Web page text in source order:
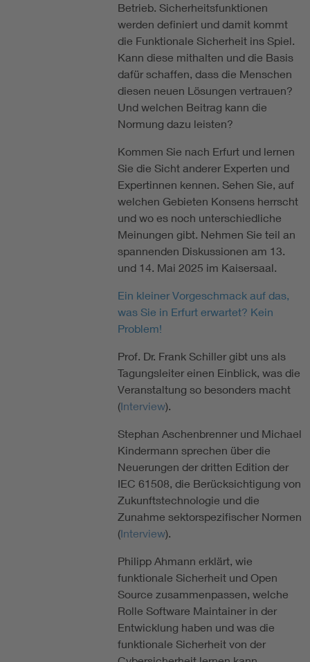
Betrieb. Sicherheitsfunktionen
werden definiert und damit kommt
die Funktionale Sicherheit ins Spiel.
Kann diese mithalten und die Basis
dafür schaffen, dass die Menschen
diesen neuen Lösungen vertrauen?
Und welchen Beitrag kann die
Normung dazu leisten?
Kommen Sie nach Erfurt und lernen
Sie die Sicht anderer Experten und
Expertinnen kennen. Sehen Sie, auf
welchen Gebieten Konsens herrscht
und wo es noch unterschiedliche
Meinungen gibt. Nehmen Sie teil an
spannenden Diskussionen am 13.
und 14. Mai 2025 im Kaisersaal.
Ein kleiner Vorgeschmack auf das,
was Sie in Erfurt erwartet? Kein
Problem!
Prof. Dr. Frank Schiller gibt uns als
Tagungsleiter einen Einblick, was die
Veranstaltung so besonders macht
(Interview).
Stephan Aschenbrenner und Michael
Kindermann sprechen über die
Neuerungen der dritten Edition der
IEC 61508, die Berücksichtigung von
Zukunftstechnologie und die
Zunahme sektorspezifischer Normen
(Interview).
Philipp Ahmann erklärt, wie
funktionale Sicherheit und Open
Source zusammenpassen, welche
Rolle Software Maintainer in der
Entwicklung haben und was die
funktionale Sicherheit von der